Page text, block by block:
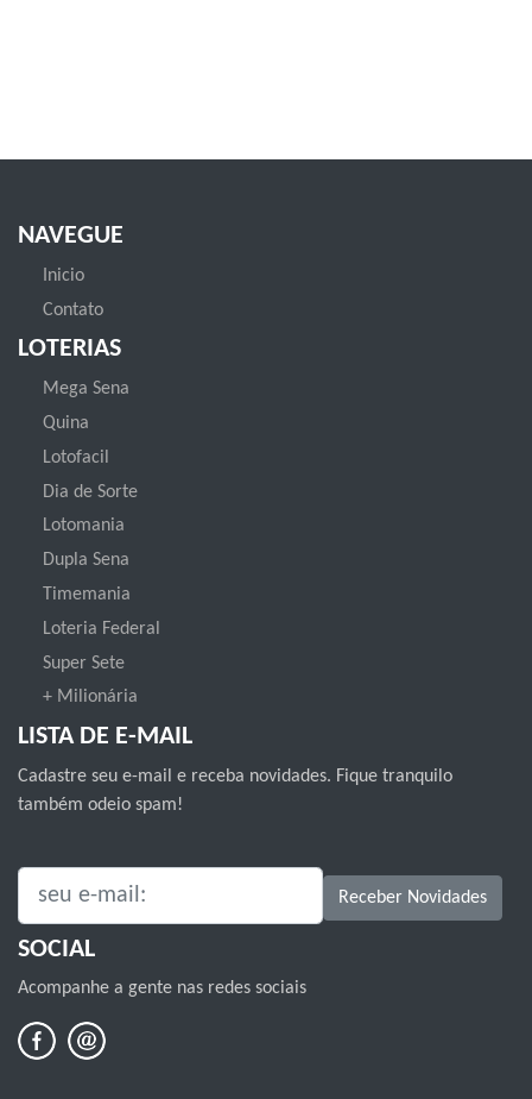
NAVEGUE
Inicio
Contato
LOTERIAS
Mega Sena
Quina
Lotofacil
Dia de Sorte
Lotomania
Dupla Sena
Timemania
Loteria Federal
Super Sete
+ Milionária
LISTA DE E-MAIL
Cadastre seu e-mail e receba novidades. Fique tranquilo
também odeio spam!
SEU E-MAIL: Receber Novidades
SOCIAL
Acompanhe a gente nas redes sociais